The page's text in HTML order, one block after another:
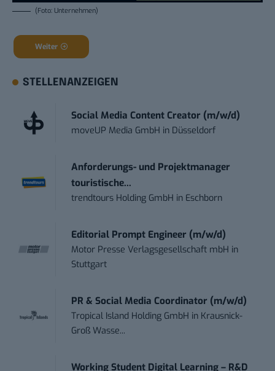
(Foto: Unternehmen)
Weiter
STELLENANZEIGEN
Social Media Content Creator (m/w/d)
moveUP Media GmbH in Düsseldorf
Anforderungs- und Projektmanager
touristische...
trendtours Holding GmbH in Eschborn
Editorial Prompt Engineer (m/w/d)
Motor Presse Verlagsgesellschaft mbH in
Stuttgart
PR & Social Media Coordinator (m/w/d)
Tropical Island Holding GmbH in Krausnick-
Groß Wasse...
Working Student Digital Learning – R&D